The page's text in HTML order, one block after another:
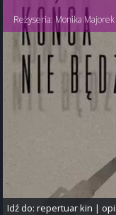
Reżyseria:Monika Majorek
Idź do:repertuar kin |